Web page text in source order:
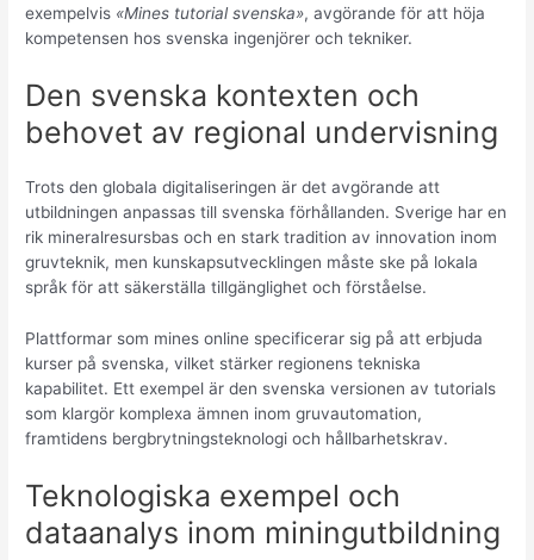
exempelvis «Mines tutorial svenska», avgörande för att höja
kompetensen hos svenska ingenjörer och tekniker.
Den svenska kontexten och
behovet av regional undervisning
Trots den globala digitaliseringen är det avgörande att
utbildningen anpassas till svenska förhållanden. Sverige har en
rik mineralresursbas och en stark tradition av innovation inom
gruvteknik, men kunskapsutvecklingen måste ske på lokala
språk för att säkerställa tillgänglighet och förståelse.
Plattformar som mines online specificerar sig på att erbjuda
kurser på svenska, vilket stärker regionens tekniska
kapabilitet. Ett exempel är den svenska versionen av tutorials
som klargör komplexa ämnen inom gruvautomation,
framtidens bergbrytningsteknologi och hållbarhetskrav.
Teknologiska exempel och
dataanalys inom miningutbildning